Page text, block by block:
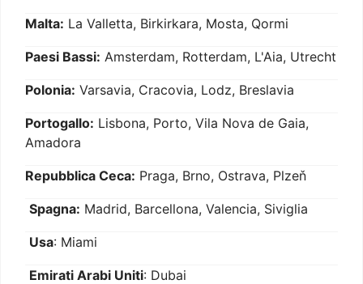
Malta: La Valletta, Birkirkara, Mosta, Qormi
Paesi Bassi: Amsterdam, Rotterdam, L'Aia, Utrecht
Polonia: Varsavia, Cracovia, Lodz, Breslavia
Portogallo: Lisbona, Porto, Vila Nova de Gaia,
Amadora
Repubblica Ceca: Praga, Brno, Ostrava, Plzeň
Spagna: Madrid, Barcellona, Valencia, Siviglia
Usa: Miami
Emirati Arabi Uniti: Dubai